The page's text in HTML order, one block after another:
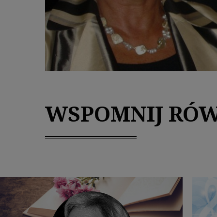
WSPOMNIJ